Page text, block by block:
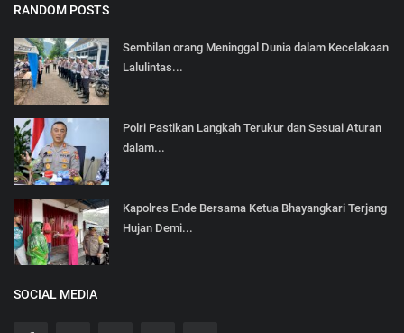
RANDOM POSTS
Sembilan orang Meninggal Dunia dalam Kecelakaan
Lalulintas...
Polri Pastikan Langkah Terukur dan Sesuai Aturan
dalam...
Kapolres Ende Bersama Ketua Bhayangkari Terjang
Hujan Demi...
SOCIAL MEDIA